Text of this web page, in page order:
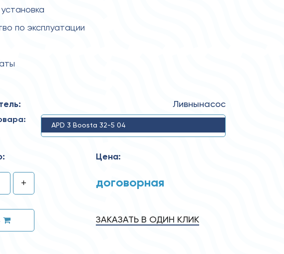
по эксплуатации
Ливнынасос
APD 3 Boosta 32-5 04
+
Цена:
договорная
ЗАКАЗАТЬ В ОДИН КЛИК